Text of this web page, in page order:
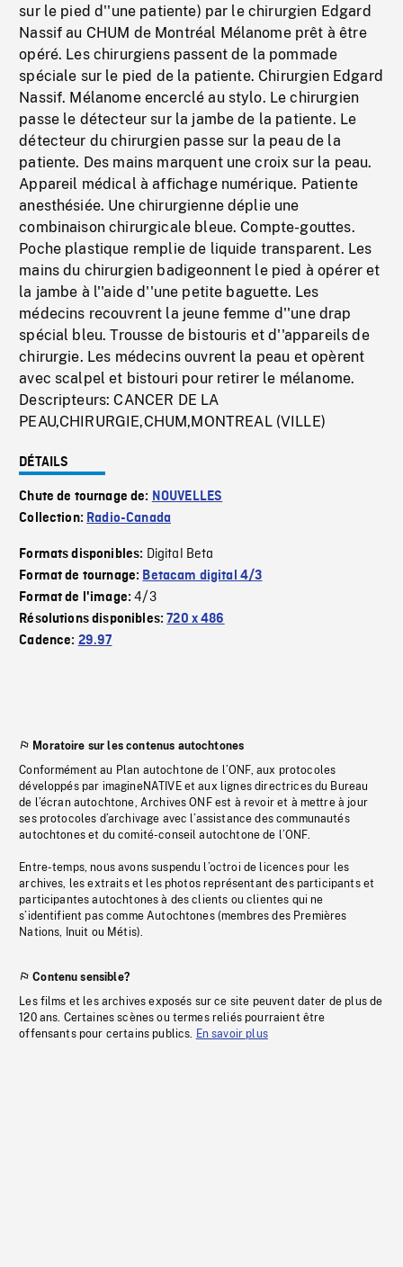
sur le pied d''une patiente) par le chirurgien Edgard
Nassif au CHUM de Montréal Mélanome prêt à être
opéré. Les chirurgiens passent de la pommade
spéciale sur le pied de la patiente. Chirurgien Edgard
Nassif. Mélanome encerclé au stylo. Le chirurgien
passe le détecteur sur la jambe de la patiente. Le
détecteur du chirurgien passe sur la peau de la
patiente. Des mains marquent une croix sur la peau.
Appareil médical à affichage numérique. Patiente
anesthésiée. Une chirurgienne déplie une
combinaison chirurgicale bleue. Compte-gouttes.
Poche plastique remplie de liquide transparent. Les
mains du chirurgien badigeonnent le pied à opérer et
la jambe à l''aide d''une petite baguette. Les
médecins recouvrent la jeune femme d''une drap
spécial bleu. Trousse de bistouris et d''appareils de
chirurgie. Les médecins ouvrent la peau et opèrent
avec scalpel et bistouri pour retirer le mélanome.
Descripteurs: CANCER DE LA
PEAU,CHIRURGIE,CHUM,MONTREAL (VILLE)
DÉTAILS
Chute de tournage de: NOUVELLES
Collection: Radio-Canada
Formats disponibles: Digital Beta
Format de tournage: Betacam digital 4/3
Format de l'image:4/3
Résolutions disponibles:720 x 486
Cadence: 29.97
Moratoire sur les contenus autochtones
Conformément au Plan autochtone de l’ONF, aux protocoles
développés par imagineNATIVE et aux lignes directrices du Bureau
de l’écran autochtone, Archives ONF est à revoir et à mettre à jour
ses protocoles d’archivage avec l’assistance des communautés
autochtones et du comité-conseil autochtone de l’ONF.
Entre-temps, nous avons suspendu l’octroi de licences pour les
archives, les extraits et les photos représentant des participants et
participantes autochtones à des clients ou clientes qui ne
s’identifient pas comme Autochtones (membres des Premières
Nations, Inuit ou Métis).
Contenu sensible?
Les films et les archives exposés sur ce site peuvent dater de plus de
120 ans. Certaines scènes ou termes reliés pourraient être
offensants pour certains publics. En savoir plus